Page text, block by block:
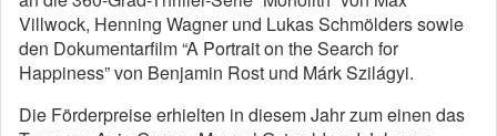
Villwock, Henning Wagner und Lukas Schmölders sowie
den Dokumentarfilm “A Portrait on the Search for
Happiness” von Benjamin Rost und Márk Szilágyi.
Die Förderpreise erhielten in diesem Jahr zum einen das